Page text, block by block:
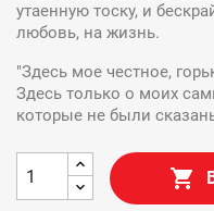
утаенную тоску, и
любовь, на жизнь.
"Здесь мое честное,
Здесь только о моих
которые не были
